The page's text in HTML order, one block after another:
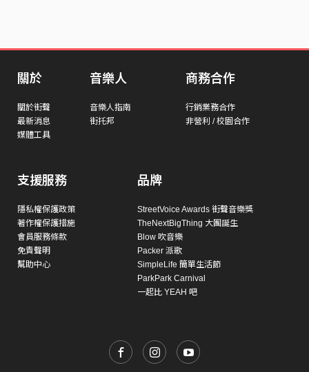
關於
關於街聲
最新消息
媒體工具
音樂人
音樂人指南
街托邦
商務合作
行銷業務合作
非營利 / 校園合作
支援服務
隱私權保護政策
著作權保護措施
會員服務條款
免責聲明
幫助中心
品牌
StreetVoice Awards 街聲音樂獎
TheNextBigThing 大團誕生
Blow 吹音樂
Packer 派歌
SimpleLife 簡單生活節
ParkPark Carnival
一起比 YEAH 吧